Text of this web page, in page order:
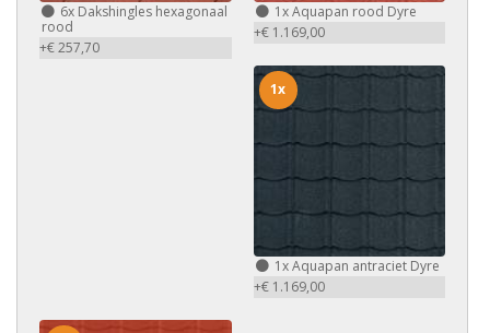
6x Dakshingles hexagonaal
rood
+€ 257,70
1xAquapan rood Dyre
+€ 1.169,00
1xAquapan antraciet Dyre
+€ 1.169,00
1x